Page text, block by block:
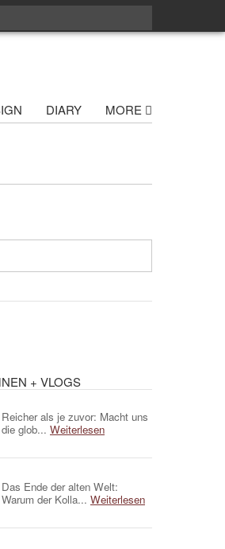
DIARY MORE
+ VLOGS
Reicher als je zuvor: Macht uns
die glob... Weiterlesen
Das Ende der alten Welt:
Warum der Kolla... Weiterlesen